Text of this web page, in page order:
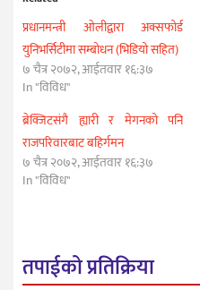
प्रधानमन्त्री ओलीद्वारा अक्सफोर्ड
युनिभर्सिटीमा सम्बोधन (भिडियो सहित)
७ चैत्र २०७२, आईतवार १६:३७
In "विविध"
ब्रेक्जिटसंगै ह्यारी र मेगनको पनि
राजपरिवारबाट बहिर्गमन
७ चैत्र २०७२, आईतवार १६:३७
In "विविध"
तपाईको प्रतिक्रिया